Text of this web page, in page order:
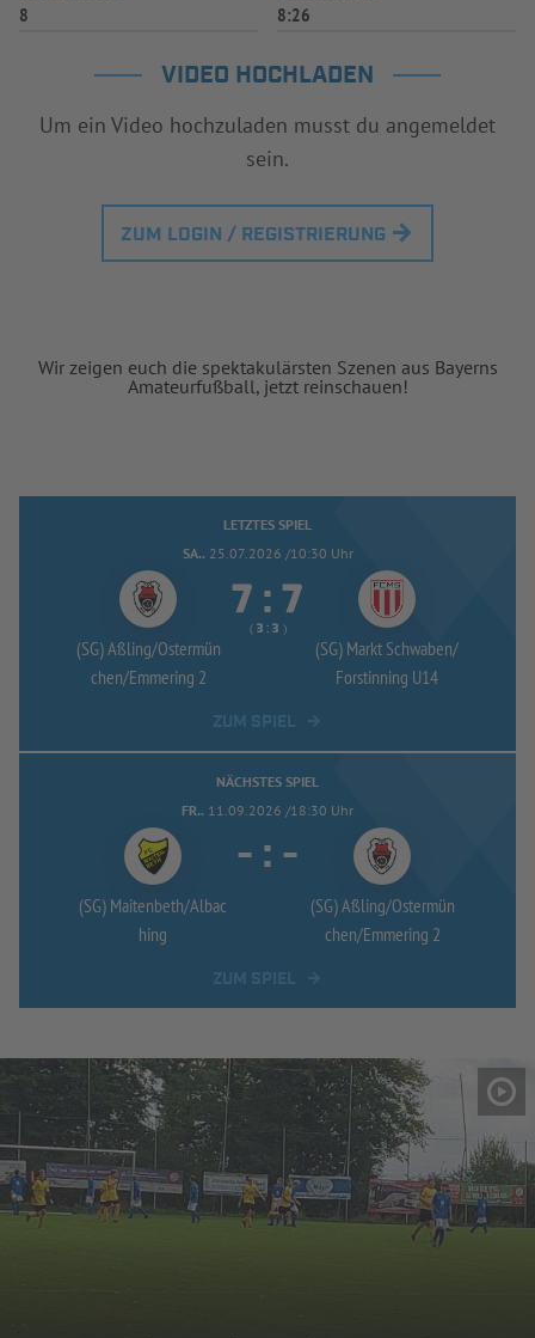
8 8:26
VIDEO HOCHLADEN
Um ein Video hochzuladen musst du angemeldet
sein.
ZUM LOGIN / REGISTRIERUNG
Wir zeigen euch die spektakulärsten Szenen aus Bayerns
Amateurfußball, jetzt reinschauen!
LETZTES SPIEL
SA.. 25.07.2026 /10:30 Uhr
(SG) Aßling/Ostermün
chen/Emmering 2
 : 
(  :  )
(SG) Markt Schwaben/
Forstinning U14
NÄCHSTES SPIEL
FR.. 11.09.2026 /18:30 Uhr
(SG) Maitenbeth/Albac
hing
- : -
(SG) Aßling/Ostermün
chen/Emmering 2